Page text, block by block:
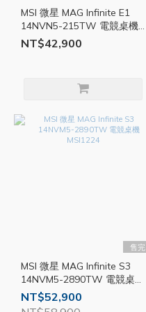
MSI 微星 MAG Infinite E1
14NVN5-215TW 電競桌機
MSI1226
NT$42,900
售完
MSI 微星 MAG Infinite S3
14NVM5-2890TW 電競桌機
MSI1224
NT$52,900